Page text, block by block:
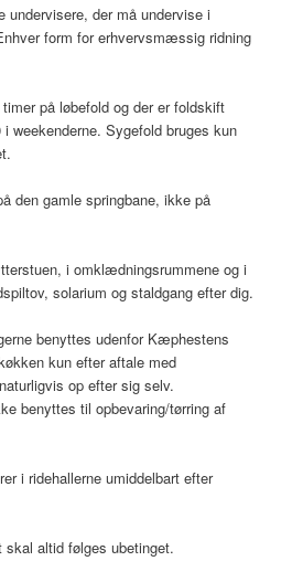
undervisere, der må undervise i
form for erhvervsmæssig ridning
på løbefold og der er foldskift
weekenderne. Sygefold bruges kun
den gamle springbane, ikke på
i omklædningsrummene og i
solarium og staldgang efter dig.
benyttes udenfor Kæphestens
kun efter aftale med
op efter sig selv.
benyttes til opbevaring/tørring af
i ridehallerne umiddelbart efter
altid følges ubetinget.